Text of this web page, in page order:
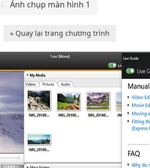
Ảnh chụp màn hình 1
« Quay lại trang chương trình